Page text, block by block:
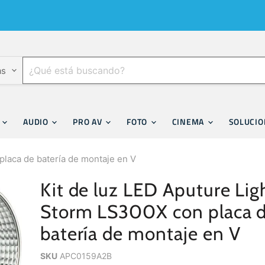
AUDIO PRO AV FOTO CINEMA
de batería de montaje en V
Kit de luz LED Aputure
Storm LS300X con placa
batería de montaje en V
SKU APC0159A2B